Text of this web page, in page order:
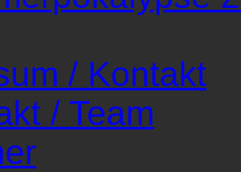
/ Kontakt
/ Team